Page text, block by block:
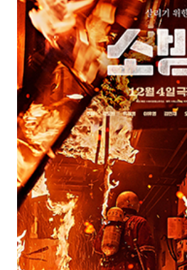
소방관(FIREFIGHTERS)
개봉일: 2024-12-04
장르: 드라마
제작연도: 2020
크랭크인: 2020-05-18
크랭크업: 2020-08-29
감독: 곽경택
캐스팅: 주원, 곽도원, 유재명, 이유영, 김민재,